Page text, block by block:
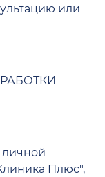
или
личной
Плюс",